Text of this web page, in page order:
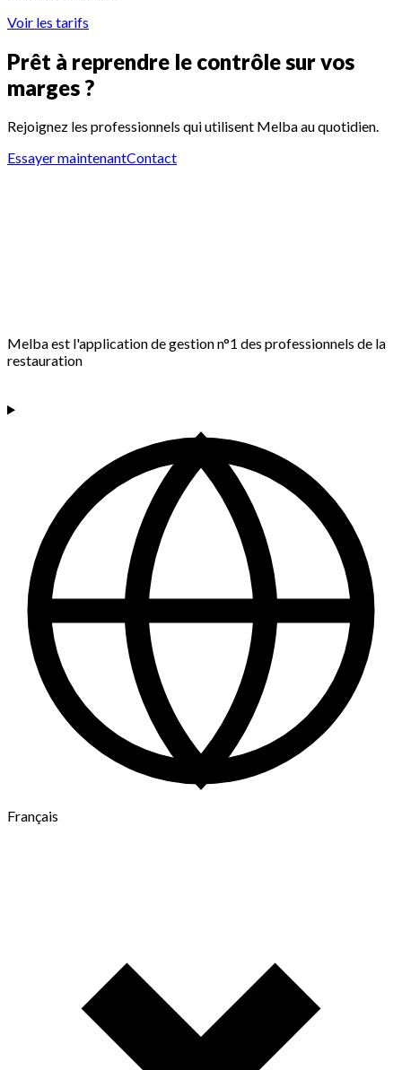
Voir les tarifs
Prêt à reprendre le contrôle sur vos
marges ?
Rejoignez les professionnels qui utilisent Melba au quotidien.
Essayer maintenantContact
Melba est l'application de gestion n°1 des professionnels de la
restauration
Français